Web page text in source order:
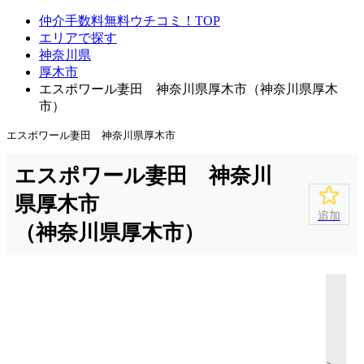
仲介手数料無料ウチコミ！TOP
エリアで探す
神奈川県
厚木市
エスポワール妻田 神奈川県厚木市（神奈川県厚木
市）
エスポワール妻田 神奈川県厚木市
エスポワール妻田 神奈川
県厚木市
（神奈川県厚木市）
追加